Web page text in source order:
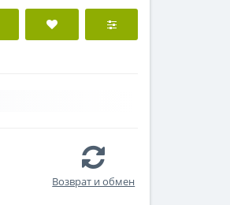
Возврат и обмен